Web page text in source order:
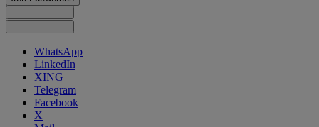
WhatsApp
LinkedIn
XING
Telegram
Facebook
X